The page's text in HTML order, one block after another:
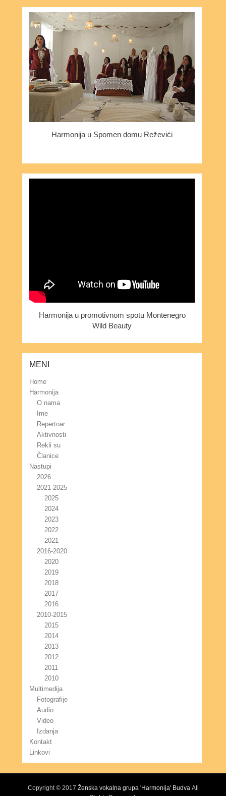
Harmonija u Spomen domu Reževići
Harmonija u promotivnom spotu Montenegro
Wild Beauty
MENI
Home
Harmonija
O nama
Ime
Repertoar
Aktivnosti
Rekli su
Članice
Nastupi
2026
2021-2025
2025
2024
2023
2022
2021
2016-2020
2020
2019
2018
2017
2016
2010-2015
2015
2014
2013
2012
2011
2010
Multimedija
Fotografije
Audio
Video
Izdanja
Kontakt
Linkovi
Copyright © 2017 Ženska vokalna grupa 'Harmonija' Budva All